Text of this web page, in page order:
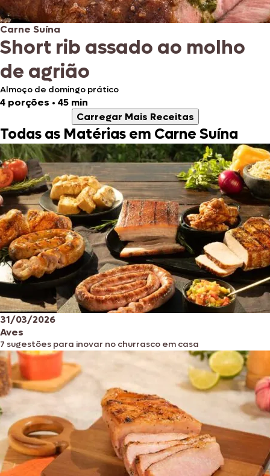
Carne Suína
Short rib assado ao molho
de agrião
Almoço de domingo prático
4 porções • 45 min
Carregar Mais Receitas
Todas as Matérias em Carne Suína
31/03/2026
Aves
7 sugestões para inovar no churrasco em casa